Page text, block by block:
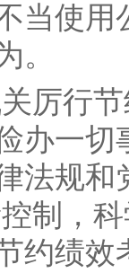
当使
。
行节
办一
法规
制，
约绩